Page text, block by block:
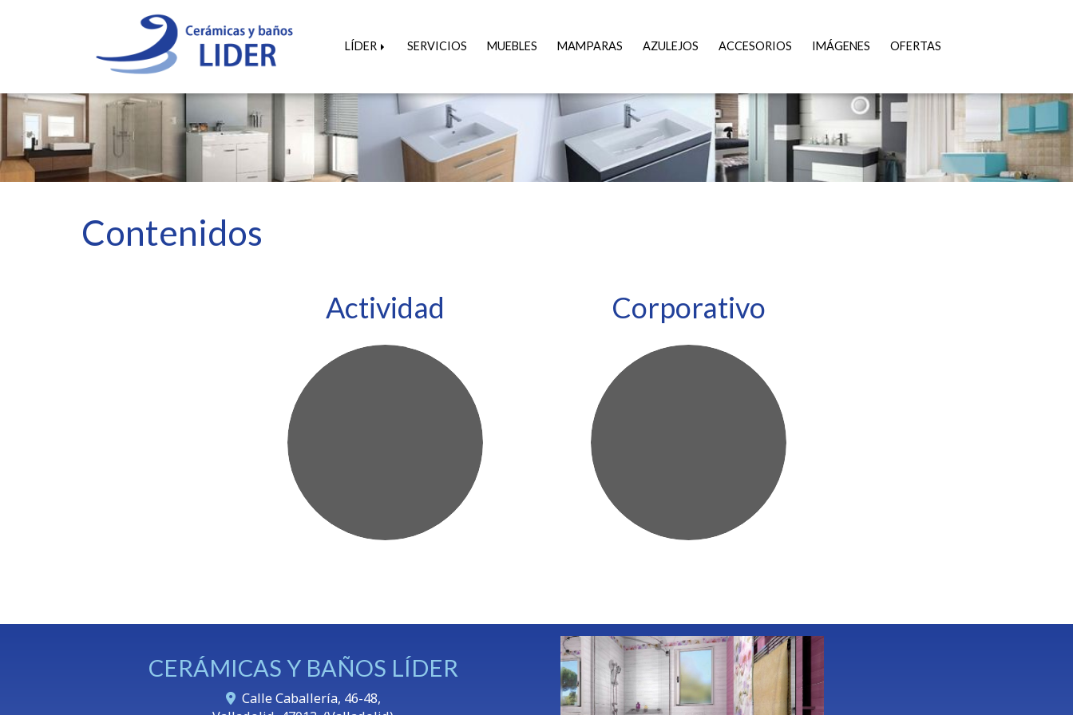
LÍDER SERVICIOS MUEBLES MAMPARAS AZULEJOS ACCESORIOS IMÁGENES OFERTAS
Contenidos
Actividad Corporativo
CERÁMICAS Y BAÑOS LÍDER
Calle Caballería, 46-48,